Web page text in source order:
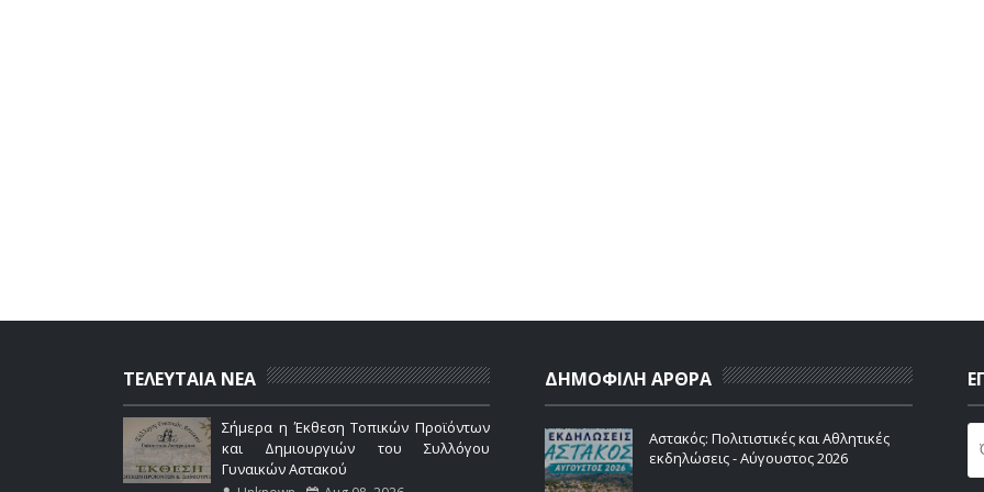
ΤΕΛΕΥΤΑΙΑ ΝΕΑ
Σήμερα η Έκθεση Τοπικών Προϊόντων
και Δημιουργιών του Συλλόγου
Γυναικών Αστακού
ΔΗΜΟΦΙΛΗ ΑΡΘΡΑ
Αστακός: Πολιτιστικές και Αθλητικές
εκδηλώσεις - Αύγουστος 2026